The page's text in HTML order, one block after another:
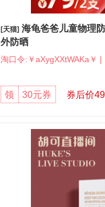
[天猫]海龟爸爸儿童物理
外防晒
淘口令:￥aXygXXtWAKa￥ |
领 30元券 券后价